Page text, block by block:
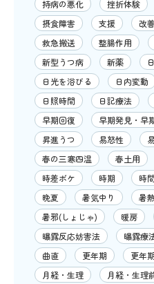
持病の悪化
挫折体験
摂食障害
支援 改
救急搬送
整腸作用
新型うつ病
新薬
日光を浴びる
日内変動
日照時間
日記療法
早期回復
早期発見・早
昇進うつ
易怒性
春の三寒四温
春土用
時差ボケ
時期 時
晩夏
暑気中り 暑
暑邪(しょじゃ)
暖房
曝露反応妨害法
曝露療
曲直
更年期 更年
月経・生理
月経・生理